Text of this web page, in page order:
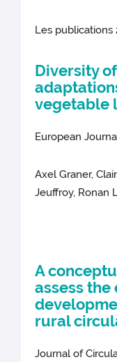
Les publications
Diversity
vegetable
European
Axel Graner,
Jeuffroy, Ronan
A
assess the
rural
Journal of